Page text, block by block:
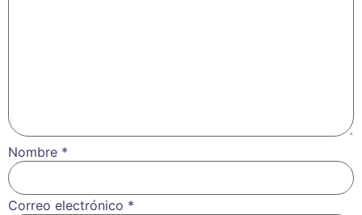
Nombre *
Correo electrónico *